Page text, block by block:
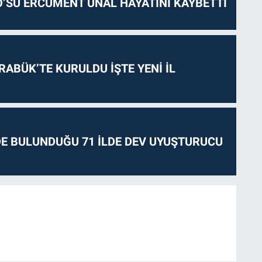
ERCÜMENT ÜNAL HAYATINI KAYBETTİ
KURULDU İŞTE YENİ İL
BULUNDUĞU 71 İLDE DEV UYUŞTURUCU